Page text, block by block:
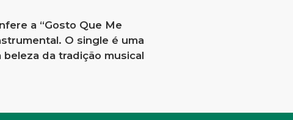
a “Gosto Que Me
O single é uma
beleza da tradição musical